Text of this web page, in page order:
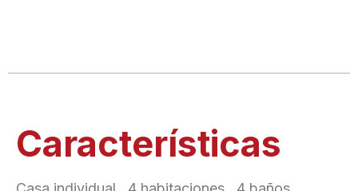
Características